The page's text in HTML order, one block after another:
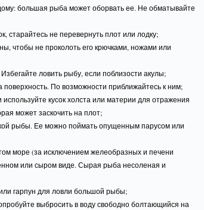
большая рыба может оборвать ее. Не обматывайте
старайтесь не перевернуть плот или лодку;
чтобы не проколоть его крючками, ножами или
ловить рыбу, если поблизости акулы;
По возможности приближайтесь к ним;
кусок холста или материи для отражения
может заскочить на плот;
рыбы. Ее можно поймать опущенным парусом или
море (за исключением желеобразных и печени
или сыром виде. Сырая рыба несоленая и
гарпун для ловли большой рыбы;
выбросить в воду свободно болтающийся на